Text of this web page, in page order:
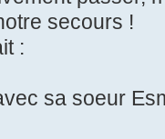
secours !
:
sa soeur